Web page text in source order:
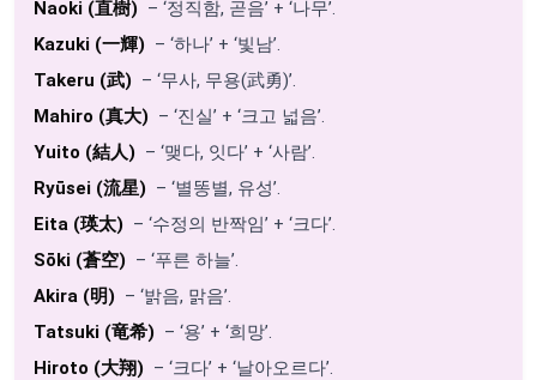
Naoki (直樹) – ‘정직함, 곧음’ + ‘나무’.
Kazuki (一輝) – ‘하나’ + ‘빛남’.
Takeru (武) – ‘무사, 무용(武勇)’.
Mahiro (真大) – ‘진실’ + ‘크고 넓음’.
Yuito (結人) – ‘맺다, 잇다’ + ‘사람’.
Ryūsei (流星) – ‘별똥별, 유성’.
Eita (瑛太) – ‘수정의 반짝임’ + ‘크다’.
Sōki (蒼空) – ‘푸른 하늘’.
Akira (明) – ‘밝음, 맑음’.
Tatsuki (竜希) – ‘용’ + ‘희망’.
Hiroto (大翔) – ‘크다’ + ‘날아오르다’.